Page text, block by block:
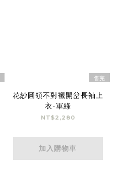
售完
花紗圓領不對襯開岔長袖上
衣-軍綠
NT$2,280
加入購物車